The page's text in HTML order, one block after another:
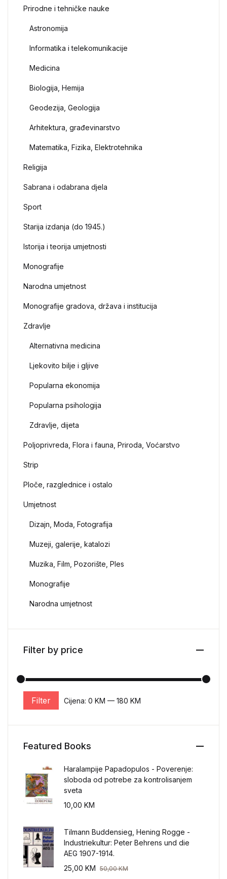
Prirodne i tehničke nauke
Astronomija
Informatika i telekomunikacije
Medicina
Biologija, Hemija
Geodezija, Geologija
Arhitektura, građevinarstvo
Matematika, Fizika, Elektrotehnika
Religija
Sabrana i odabrana djela
Sport
Starija izdanja (do 1945.)
Istorija i teorija umjetnosti
Monografije
Narodna umjetnost
Monografije gradova, država i institucija
Zdravlje
Alternativna medicina
Ljekovito bilje i gljive
Popularna ekonomija
Popularna psihologija
Zdravlje, dijeta
Poljoprivreda, Flora i fauna, Priroda, Voćarstvo
Strip
Ploče, razglednice i ostalo
Umjetnost
Dizajn, Moda, Fotografija
Muzeji, galerije, katalozi
Muzika, Film, Pozorište, Ples
Monografije
Narodna umjetnost
Filter by price
Minimalna cijena
Maksimalna cijena
Filter Cijena: 0 KM — 180 KM
Featured Books
Haralampije Papadopulos - Poverenje:
sloboda od potrebe za kontrolisanjem
sveta
10,00 KM
Tilmann Buddensieg, Hening Rogge -
Industriekultur: Peter Behrens und die
AEG 1907-1914.
25,00 KM 50,00KM